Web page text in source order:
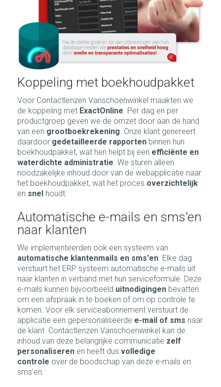
Koppeling met boekhoudpakket
Voor Contactlenzen Vanschoenwinkel maakten we
de koppeling met ExactOnline. Per dag en per
productgroep geven we de omzet door aan de hand
van een grootboekrekening. Onze klant genereert
daardoor gedetailleerde rapporten binnen hun
boekhoudpakket, wat hen helpt bij een efficiënte en
waterdichte administratie. We sturen alleen
noodzakelijke inhoud door van de webapplicatie naar
het boekhoudpakket, wat het proces overzichtelijk
en snel houdt.
Automatische e-mails en sms'en
naar klanten
We implementeerden ook een systeem van
automatische klantenmails en sms'en. Elke dag
verstuurt het ERP systeem automatische e-mails uit
naar klanten in verband met hun serviceformule. Deze
e-mails kunnen bijvoorbeeld uitnodigingen bevatten
om een afspraak in te boeken of om op controle te
komen. Voor elk serviceabonnement verstuurt de
applicatie een gepersonaliseerde e-mail of sms naar
de klant. Contactlenzen Vanschoenwinkel kan de
inhoud van deze belangrijke communicatie zelf
personaliseren en heeft dus volledige
controle over de boodschap van deze e-mails en
sms'en.